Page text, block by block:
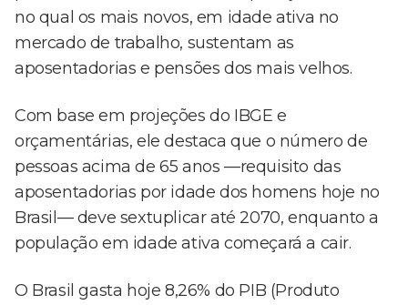
no qual os mais novos, em idade ativa no
mercado de trabalho, sustentam as
aposentadorias e pensões dos mais velhos.
Com base em projeções do IBGE e
orçamentárias, ele destaca que o número de
pessoas acima de 65 anos —requisito das
aposentadorias por idade dos homens hoje no
Brasil— deve sextuplicar até 2070, enquanto a
população em idade ativa começará a cair.
O Brasil gasta hoje 8,26% do PIB (Produto